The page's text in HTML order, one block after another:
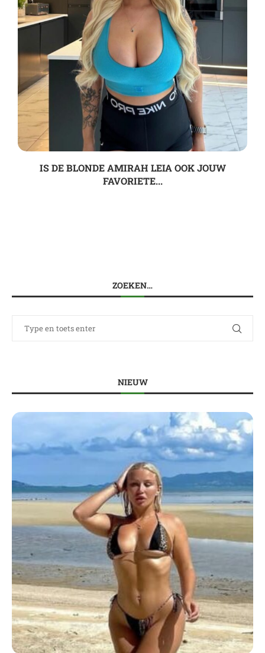
IS DE BLONDE AMIRAH LEIA OOK JOUW
FAVORIETE...
ZOEKEN…
NIEUW